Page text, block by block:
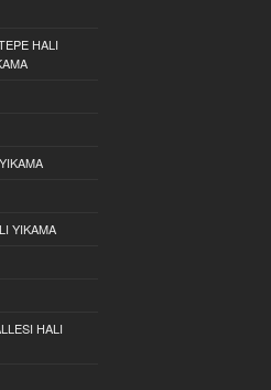
HALI
YIKAMA
HALI